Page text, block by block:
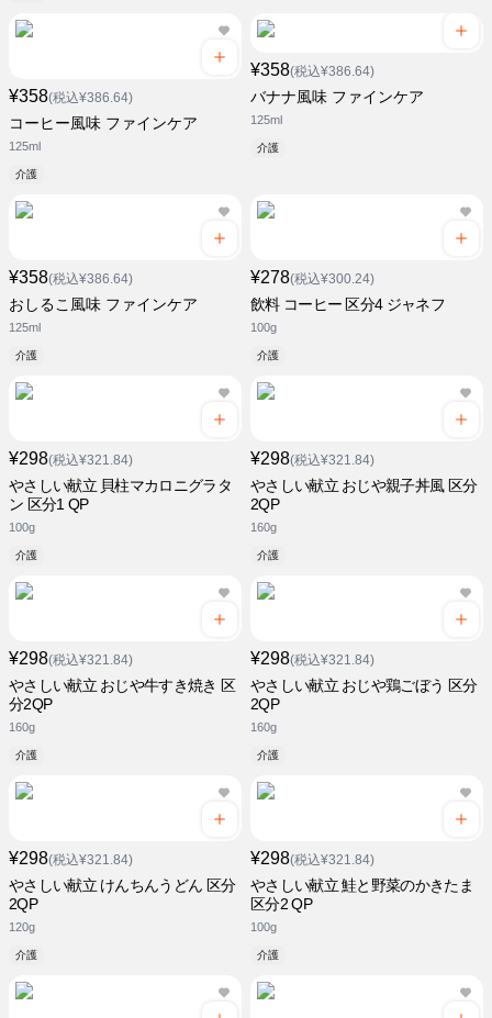
¥358(税込¥386.64)
コーヒー風味 ファインケア
125ml
介護
¥358(税込¥386.64)
バナナ風味 ファインケア
125ml
介護
¥358(税込¥386.64)
おしるこ風味 ファインケア
125ml
介護
¥278(税込¥300.24)
飲料 コーヒー 区分4 ジャネフ
100g
介護
¥298(税込¥321.84)
やさしい献立 貝柱マカロニグラタ
ン 区分1 QP
100g
介護
¥298(税込¥321.84)
やさしい献立 おじや親子丼風 区分
2QP
160g
介護
¥298(税込¥321.84)
やさしい献立 おじや牛すき焼き 区
分2QP
160g
介護
¥298(税込¥321.84)
やさしい献立 おじや鶏ごぼう 区分
2QP
160g
介護
¥298(税込¥321.84)
やさしい献立 けんちんうどん 区分
2QP
120g
介護
¥298(税込¥321.84)
やさしい献立 鮭と野菜のかきたま
区分2 QP
100g
介護